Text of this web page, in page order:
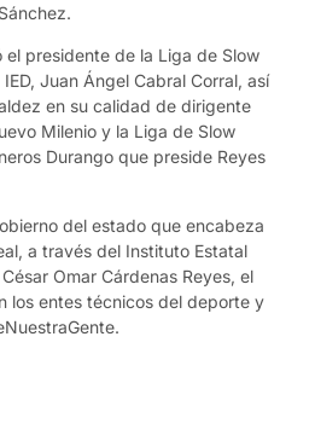
el presidente de la Liga de Slow
Juan Ángel Cabral Corral, así
en su calidad de dirigente
Milenio y la Liga de Slow
Durango que preside Reyes
del estado que encabeza
a través del Instituto Estatal
Omar Cárdenas Reyes, el
los entes técnicos del deporte y